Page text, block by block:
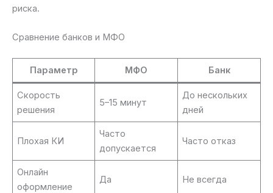
риска.
Сравнение банков и МФО
Параметр МФО Банк
Скорость
решения
5–15 минут
До нескольких
дней
Плохая КИ
Часто
допускается
Часто отказ
Онлайн
оформление
Да Не всегда